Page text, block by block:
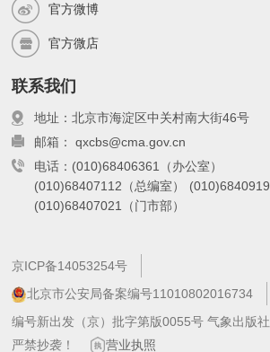
官方微博
官方微店
联系我们
地址：北京市海淀区中关村南大街46号
邮箱： qxcbs@cma.gov.cn
电话：(010)68406361（办公室）
(010)68407112（总编室）
(010)68407021（门市部）
京ICP备14053254号
北京市公安局备案编号11010802016734
编号新出发（京）批字第版0055号 气象出版
严禁抄袭！
营业执照